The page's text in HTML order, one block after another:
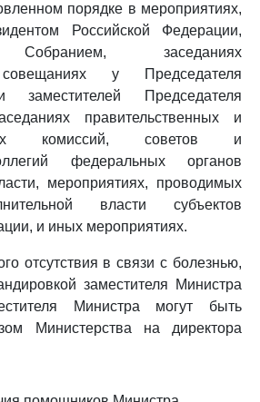
порядке в мероприятиях,
Российской Федерации,
Собранием, заседаниях
совещаниях у Председателя
заместителей Председателя
правительственных и
комиссий, советов и
федеральных органов
мероприятиях, проводимых
власти субъектов
и иных мероприятиях.
отсутствия в связи с болезнью,
заместителя Министра
Министра могут быть
Министерства на директора